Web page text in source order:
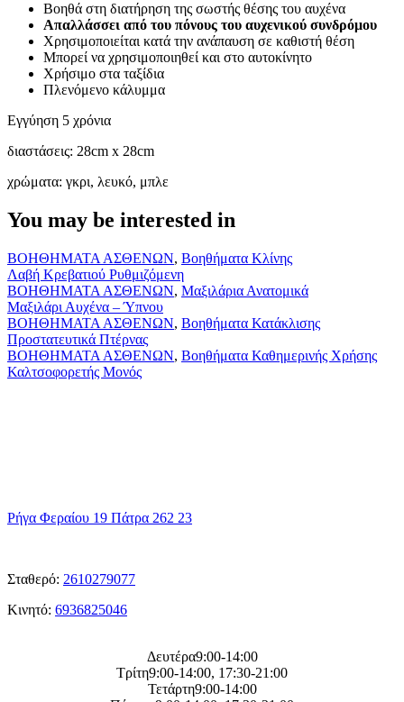
Βοηθά στη διατήρηση της σωστής θέσης του αυχένα
Απαλλάσσει από του πόνους του αυχενικού συνδρόμου
Χρησιμοποιείται κατά την ανάπαυση σε καθιστή θέση
Μπορεί να χρησιμοποιηθεί και στο αυτοκίνητο
Χρήσιμο στα ταξίδια
Πλενόμενο κάλυμμα
Εγγύηση 5 χρόνια
διαστάσεις: 28cm x 28cm
χρώματα: γκρι, λευκό, μπλε
You may be interested in
Λαβή
Κρεβατιού
Ρυθμιζόμενη
ΒΟΗΘΗΜΑΤΑ ΑΣΘΕΝΩΝ, Βοηθήματα Κλίνης
Λαβή Κρεβατιού Ρυθμιζόμενη
Μαξιλάρι
Αυχένα
–
Ύπνου
ΒΟΗΘΗΜΑΤΑ ΑΣΘΕΝΩΝ, Μαξιλάρια Ανατομικά
Μαξιλάρι Αυχένα – Ύπνου
Προστατευτικά
Πτέρνας
ΒΟΗΘΗΜΑΤΑ ΑΣΘΕΝΩΝ, Βοηθήματα Κατάκλισης
Προστατευτικά Πτέρνας
Καλτσοφορετής
Μονός
ΒΟΗΘΗΜΑΤΑ ΑΣΘΕΝΩΝ, Βοηθήματα Καθημερινής Χρήσης
Καλτσοφορετής Μονός
Ρήγα Φεραίου 19 Πάτρα 262 23
Σταθερό: 2610279077
Κινητό: 6936825046
Δευτέρα9:00-14:00
Τρίτη9:00-14:00, 17:30-21:00
Τετάρτη9:00-14:00